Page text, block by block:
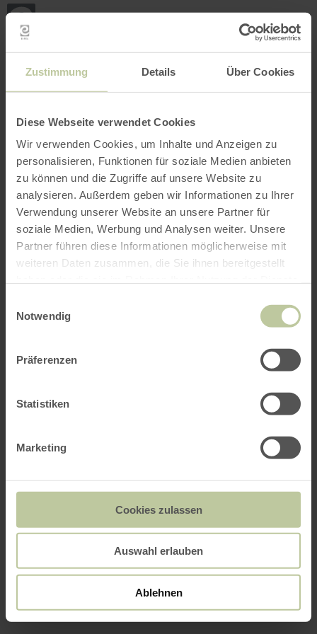
Zustimmung Details Über Cookies
Diese Webseite verwendet Cookies
Wir verwenden Cookies, um Inhalte und Anzeigen zu
personalisieren, Funktionen für soziale Medien anbieten
zu können und die Zugriffe auf unsere Website zu
analysieren. Außerdem geben wir Informationen zu Ihrer
Verwendung unserer Website an unsere Partner für
soziale Medien, Werbung und Analysen weiter. Unsere
Partner führen diese Informationen möglicherweise mit
weiteren Daten zusammen, die Sie ihnen bereitgestellt
Notwendig
Präferenzen
Statistiken
Marketing
Cookies zulassen
Auswahl erlauben
Ablehnen
Skip to main content
Skip to main navigation
Back
to
home
page
SEARCH MENU
The leisure activities listed below have been
posted on the Regiondo booking platform by the
Rureifel Tourismus GmbH is solely responsible
for the content.